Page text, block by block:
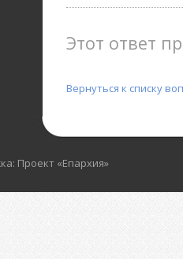
Этот ответ
Вернуться к списку
Проект «Епархия»